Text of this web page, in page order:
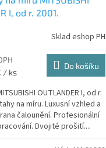
I, od r. 2001.
Sklad eshop PH
/ ks
Do košíku
OUTLANDER I, od r.
na míru. Luxusní vzhled a
čalounění. Profesionální
Dvojité prošití....